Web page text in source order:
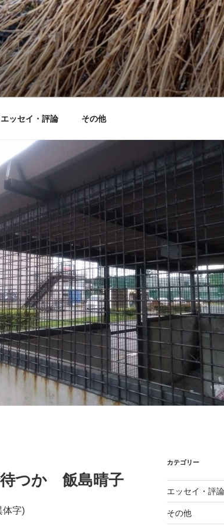
エッセイ・評論 その他
つか 飯島晴子
体字)
カテゴリー
エッセイ・評論
その他